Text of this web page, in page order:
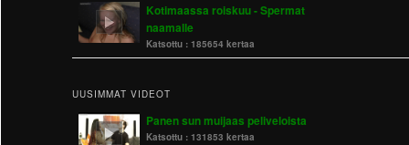
Kotimaassa roiskuu - Spermat
naamalle
Katsottu : 185654 kertaa
UUSIMMAT VIDEOT
Panen sun muijaas peliveloista
Katsottu : 131853 kertaa